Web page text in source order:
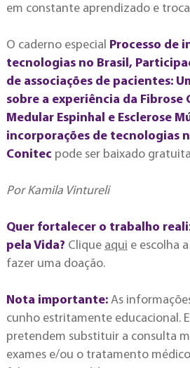
em constante aprendizado e troca
O caderno especial Processo de
tecnologias no Brasil,
de associações de pacientes:
sobre a experiência da Fibrose
Medular Espinhal e Esclerose
incorporações de tecnologias
Conitec pode ser baixado
Por Kamila Vintureli
Quer fortalecer o trabalho
pela Vida? Clique aqui e escolha
fazer uma doação.
Nota importante:As
cunho estritamente educacional.
pretendem substituir a consulta
exames e/ou o tratamento